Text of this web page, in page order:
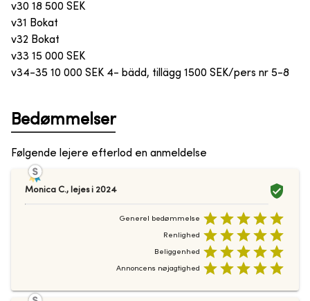
v30 18 500 SEK
v31 Bokat
v32 Bokat
v33 15 000 SEK
v34-35 10 000 SEK 4- bädd, tillägg 1500 SEK/pers nr 5-8
Bedømmelser
Følgende lejere efterlod en anmeldelse
Monica C., lejes i 2024
Generel bedømmelse
Renlighed
Beliggenhed
Annoncens nøjagtighed